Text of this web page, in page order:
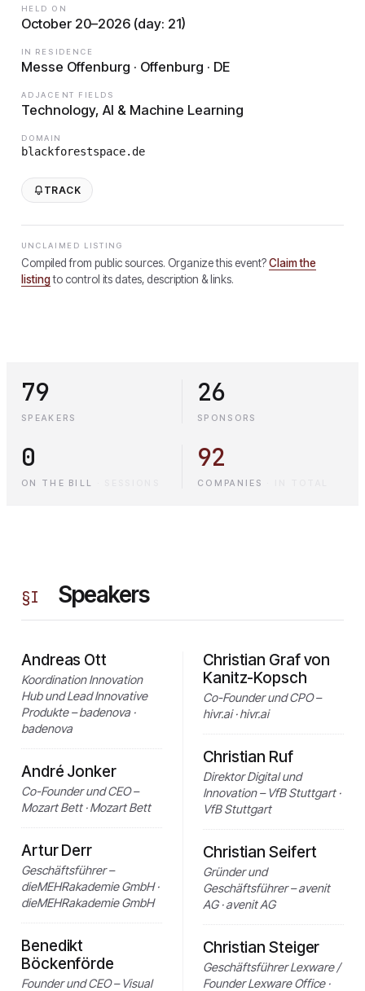
HELD ON
October 20–2026 (day: 21)
IN RESIDENCE
Messe Offenburg · Offenburg · DE
ADJACENT FIELDS
Technology, AI & Machine Learning
DOMAIN
blackforestspace.de
TRACK
UNCLAIMED LISTING
Compiled from public sources. Organize this event?Claim the
listingto control its dates, description & links.
79
SPEAKERS
26
SPONSORS
0
ON THE BILL
92
COMPANIES
§I Speakers
Andreas Ott
Koordination Innovation
Hub und Lead Innovative
Produkte – badenova ·
badenova
André Jonker
Co-Founder und CEO –
Mozart Bett · Mozart Bett
Artur Derr
Geschäftsführer –
dieMEHRakademie GmbH ·
dieMEHRakademie GmbH
Benedikt
Böckenförde
Founder und CEO – Visual
Christian Graf von
Kanitz-Kopsch
Co-Founder und CPO –
hivr.ai · hivr.ai
Christian Ruf
Direktor Digital und
Innovation – VfB Stuttgart ·
VfB Stuttgart
Christian Seifert
Gründer und
Geschäftsführer – avenit
AG · avenit AG
Christian Steiger
Geschäftsführer Lexware /
Founder Lexware Office ·